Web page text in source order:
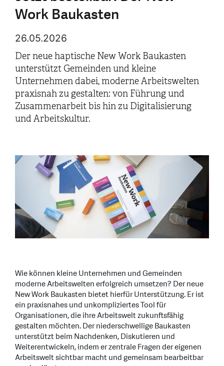
Work Baukasten
26.05.2026
Der neue haptische New Work Baukasten
unterstützt Gemeinden und kleine
Unternehmen dabei, moderne Arbeitswelten
praxisnah zu gestalten: von Führung und
Zusammenarbeit bis hin zu Digitalisierung
und Arbeitskultur.
Wie können kleine Unternehmen und Gemeinden
moderne Arbeitswelten erfolgreich umsetzen? Der neue
New Work Baukasten bietet hierfür Unterstützung. Er ist
ein praxisnahes und unkompliziertes Tool für
Organisationen, die ihre Arbeitswelt zukunftsfähig
gestalten möchten. Der niederschwellige Baukasten
unterstützt beim Nachdenken, Diskutieren und
Weiterentwickeln, indem er zentrale Fragen der eigenen
Arbeitswelt sichtbar macht und gemeinsam bearbeitbar